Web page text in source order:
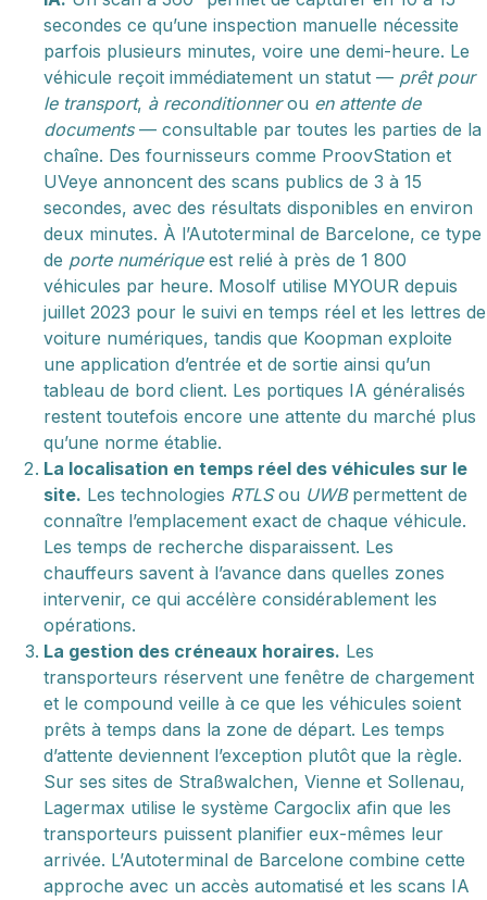
secondes ce qu’une inspection manuelle nécessite
parfois plusieurs minutes, voire une demi-heure. Le
véhicule reçoit immédiatement un statut — prêt pour
le transport, à reconditionnerou en attente de
documents— consultable par toutes les parties de la
chaîne. Des fournisseurs comme ProovStation et
UVeye annoncent des scans publics de 3 à 15
secondes, avec des résultats disponibles en environ
deux minutes. À l’Autoterminal de Barcelone, ce type
de porte numériqueest relié à près de 1 800
véhicules par heure. Mosolf utilise MYOUR depuis
juillet 2023 pour le suivi en temps réel et les lettres de
voiture numériques, tandis que Koopman exploite
une application d’entrée et de sortie ainsi qu’un
tableau de bord client. Les portiques IA généralisés
restent toutefois encore une attente du marché plus
qu’une norme établie.
La localisation en temps réel des véhicules sur le
site. Les technologies RTLSou UWBpermettent de
connaître l’emplacement exact de chaque véhicule.
Les temps de recherche disparaissent. Les
chauffeurs savent à l’avance dans quelles zones
intervenir, ce qui accélère considérablement les
opérations.
La gestion des créneaux horaires. Les
transporteurs réservent une fenêtre de chargement
et le compound veille à ce que les véhicules soient
prêts à temps dans la zone de départ. Les temps
d’attente deviennent l’exception plutôt que la règle.
Sur ses sites de Straßwalchen, Vienne et Sollenau,
Lagermax utilise le système Cargoclix afin que les
transporteurs puissent planifier eux-mêmes leur
arrivée. L’Autoterminal de Barcelone combine cette
approche avec un accès automatisé et les scans IA